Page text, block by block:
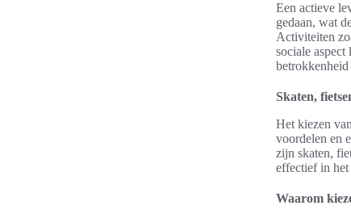
Een actieve
gedaan, wat
Activiteiten
sociale
Skaten,
Het kiezen
voordelen en
zijn skaten,
effectief in het
Waarom